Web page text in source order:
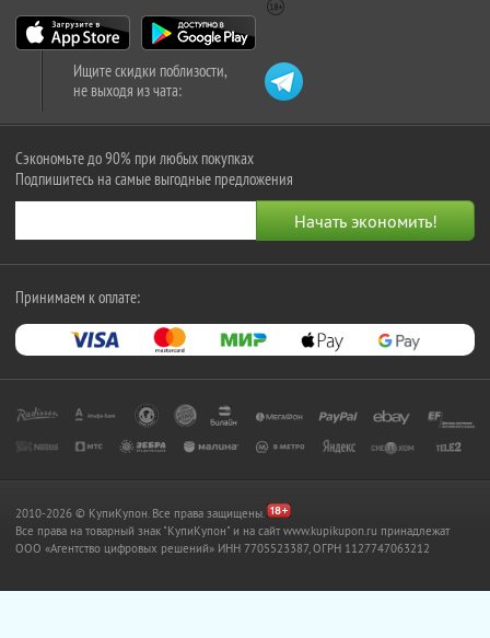
Ищите скидки поблизости,
не выходя из чата:
Сэкономьте до 90% при любых покупках
Подпишитесь на самые выгодные предложения
Принимаем к оплате:
2010-2026 © КупиКупон. Все права защищены.
Все права на товарный знак "КупиКупон" и на сайт www.kupikupon.ru принадлежат
OOO «Агентство цифровых решений» ИНН 7705523387, ОГРН 1127747063212